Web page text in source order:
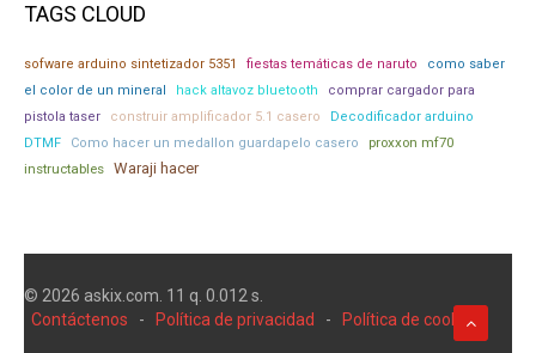
TAGS CLOUD
sofware arduino sintetizador 5351 fiestas temáticas de naruto
como saber
el color de un mineral
hack altavoz bluetooth
comprar cargador para
pistola taser
construir amplificador 5.1 casero
Decodificador arduino
DTMF
Como hacer un medallon guardapelo casero
proxxon mf70
instructables Waraji hacer
© 2026 askix.com. 11 q. 0.012 s.
Contáctenos
- Política de privacidad - Política de cookies